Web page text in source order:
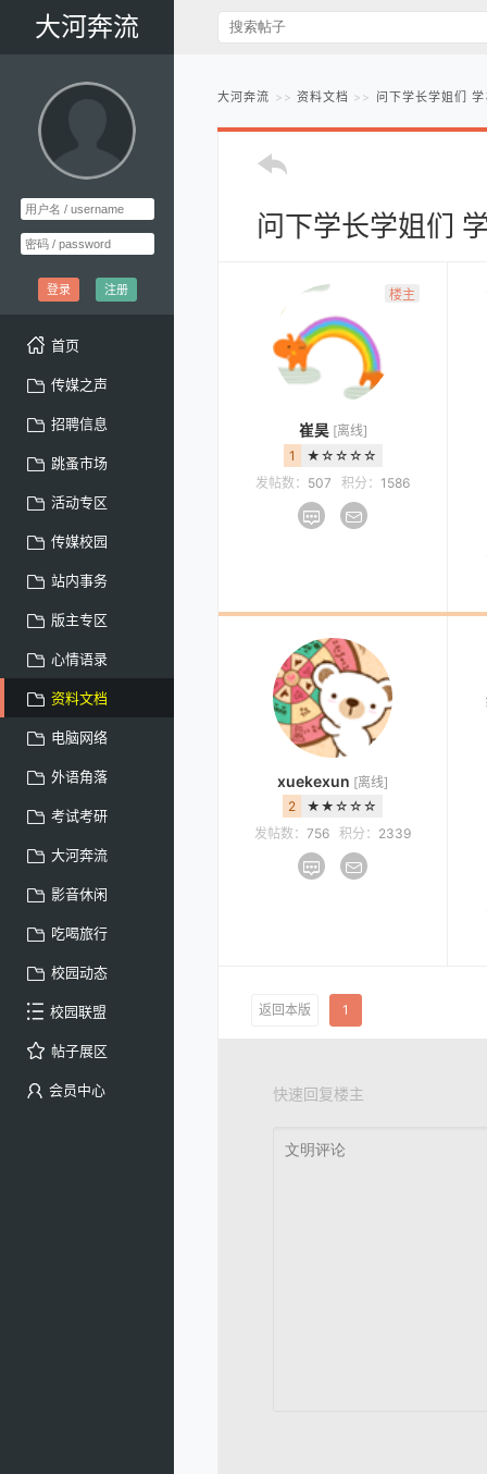
大河奔流
登录 注册
首页
传媒之声
招聘信息
跳蚤市场
活动专区
传媒校园
站内事务
版主专区
心情语录
资料文档
电脑网络
外语角落
考试考研
大河奔流
影音休闲
吃喝旅行
校园动态
校园联盟
帖子展区
会员中心
大河奔流 资料文档 问下学长学姐们
问下学长学姐们
楼主
崔昊 [离线]
1
★☆☆☆☆
发帖数： 507 积分： 1586
xuekexun [离线]
2
★★☆☆☆
发帖数： 756 积分： 2339
返回本版 1
快速回复楼主